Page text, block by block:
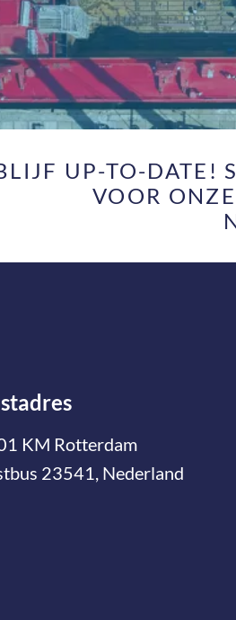
UP-TO-DATE!
VOOR
KM Rotterdam
23541, Nederland